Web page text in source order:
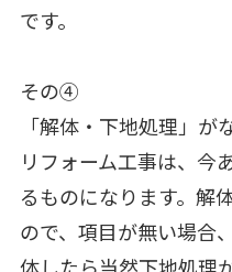
です。
その④
「解体・下地処理」が
リフォーム工事は、今
るものになります。解
ので、項目が無い場合